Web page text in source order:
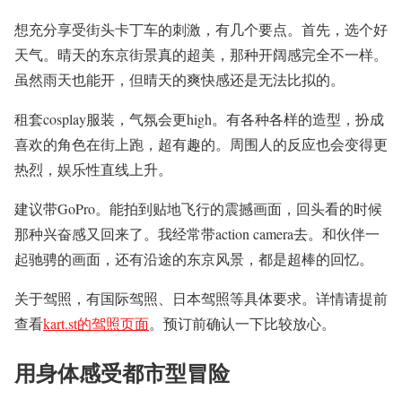
想充分享受街头卡丁车的刺激，有几个要点。首先，选个好
天气。晴天的东京街景真的超美，那种开阔感完全不一样。
虽然雨天也能开，但晴天的爽快感还是无法比拟的。
租套cosplay服装，气氛会更high。有各种各样的造型，扮成
喜欢的角色在街上跑，超有趣的。周围人的反应也会变得更
热烈，娱乐性直线上升。
建议带GoPro。能拍到贴地飞行的震撼画面，回头看的时候
那种兴奋感又回来了。我经常带action camera去。和伙伴一
起驰骋的画面，还有沿途的东京风景，都是超棒的回忆。
关于驾照，有国际驾照、日本驾照等具体要求。详情请提前
查看kart.st的驾照页面。预订前确认一下比较放心。
用身体感受都市型冒险